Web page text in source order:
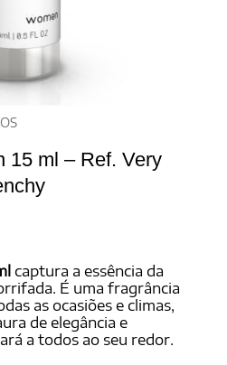
15 ml – Ref. Very
captura a essência da
É uma fragrância
as ocasiões e climas,
de elegância e
a todos ao seu redor.